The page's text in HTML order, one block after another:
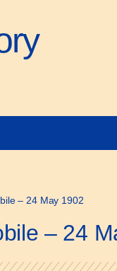
– 24 May 1902
– 24